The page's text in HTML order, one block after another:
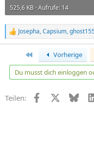
525,6 KB · Aufrufe: 14
R
e
t
o
e
Josepha,Capsium,
Erste Vorherige
Du musst dich einloggen
Teilen: Facebook